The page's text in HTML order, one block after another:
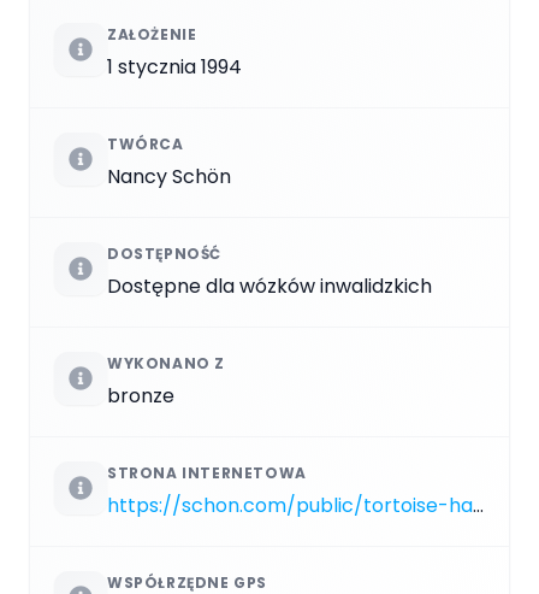
ZAŁOŻENIE
1 stycznia 1994
TWÓRCA
Nancy Schön
DOSTĘPNOŚĆ
Dostępne dla wózków inwalidzkich
WYKONANO Z
bronze
STRONA INTERNETOWA
https://schon.com/public/tortoise-hare.php
WSPÓŁRZĘDNE GPS